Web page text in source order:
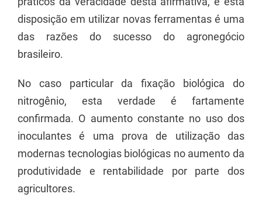
disposição em utilizar novas ferramentas é uma
das razões do sucesso do agronegócio
brasileiro.
No caso particular da fixação biológica do
nitrogênio, esta verdade é fartamente
confirmada. O aumento constante no uso dos
inoculantes é uma prova de utilização das
modernas tecnologias biológicas no aumento da
produtividade e rentabilidade por parte dos
agricultores.